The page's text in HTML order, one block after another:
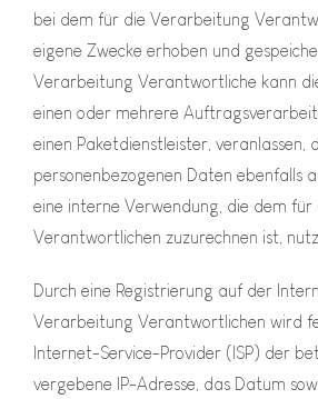
bei dem für die Verarbeitung
eigene Zwecke erhoben und
Verarbeitung Verantwortliche kann
einen oder mehrere
einen Paketdienstleister, veranlassen,
personenbezogenen Daten ebenfalls
eine interne Verwendung, die dem
Verantwortlichen zuzurechnen ist,
Durch eine Registrierung auf der
Verarbeitung Verantwortlichen wird
Internet-Service-Provider (ISP) der
vergebene IP-Adresse, das Datum